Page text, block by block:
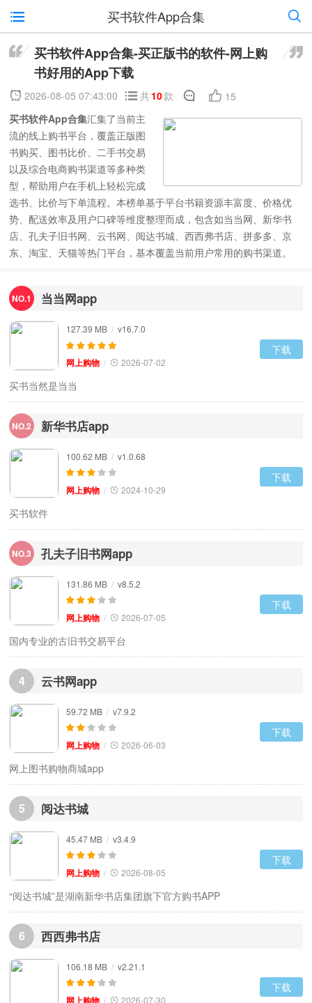
买书软件App合集
买书软件App合集-买正版书的软件-网上购
书好用的App下载
2026-08-05 07:43:00 共10款
15
买书软件App合集汇集了当前主
流的线上购书平台，覆盖正版图
书购买、图书比价、二手书交易
以及综合电商购书渠道等多种类
型，帮助用户在手机上轻松完成
选书、比价与下单流程。本榜单基于平台书籍资源丰富度、价格优
势、配送效率及用户口碑等维度整理而成，包含如当当网、新华书
店、孔夫子旧书网、云书网、阅达书城、西西弗书店、拼多多、京
东、淘宝、天猫等热门平台，基本覆盖当前用户常用的购书渠道。
NO.1 当当网app
127.39 MB / v16.7.0
网上购物 / 2026-07-02
下载
买书当然是当当
NO.2 新华书店app
100.62 MB / v1.0.68
网上购物 / 2024-10-29
下载
买书软件
NO.3 孔夫子旧书网app
131.86 MB / v8.5.2
网上购物 / 2026-07-05
下载
国内专业的古旧书交易平台
4 云书网app
59.72 MB / v7.9.2
网上购物 / 2026-06-03
下载
网上图书购物商城app
5 阅达书城
45.47 MB / v3.4.9
网上购物 / 2026-08-05
下载
“阅达书城”是湖南新华书店集团旗下官方购书APP
6 西西弗书店
106.18 MB / v2.21.1
网上购物 / 2026-07-30
下载